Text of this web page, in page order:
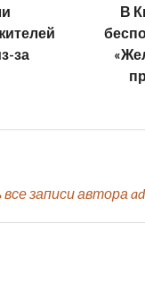
за
В
записи автора